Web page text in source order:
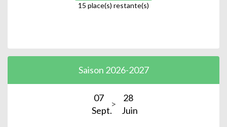
15 place(s) restante(s)
Saison 2026-2027
07
Sept.
28
Juin